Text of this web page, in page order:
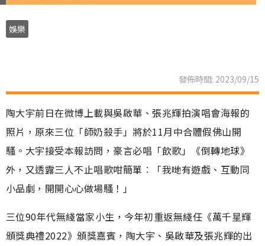
娛樂
發佈時間: 2023/09/15
陶大宇前日在微博上載與吳啟華、張兆輝拍演唱會海報的
照片，原來三位「師奶殺手」將於11月中合體假佛山開
騷。大宇接受本報訪問，豪言必唱「飲歌」《倒轉地球》
外，又透露三人不止唱歌咁簡單︰「我哋有遊戲、互動同
小品劇，開開心心做場騷！」
三位90年代無綫當家小生，今年初重返無綫任《萬千星輝
頒獎典禮2022》頒獎嘉賓，陶大宇、吳啟華及張兆輝的出